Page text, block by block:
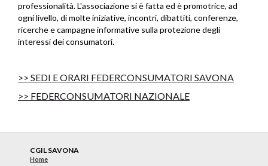
professionalità. L'associazione si è fatta ed è promotrice, ad
ogni livello, di molte iniziative, incontri, dibattiti, conferenze,
ricerche e campagne informative sulla protezione degli
interessi dei consumatori.
>> SEDI E ORARI FEDERCONSUMATORI SAVONA
>> FEDERCONSUMATORI NAZIONALE
CGIL SAVONA
Home